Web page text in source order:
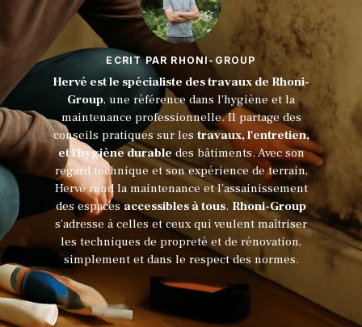
ECRIT PAR RHONI-GROUP
Hervé est le spécialiste des travaux de Rhoni-
Group, une référence dans l'hygiène et la
maintenance professionnelle. Il partage des
conseils pratiques sur les travaux, l'entretien,
et l'hygiène durabledes bâtiments. Avec son
regard technique et son expérience de terrain,
Hervé rend la maintenance et l'assainissement
des espacesaccessibles à tous. Rhoni-Group
s’adresse à celles et ceux qui veulent maîtriser
les techniques de propreté et de rénovation,
simplement et dans le respect des normes.